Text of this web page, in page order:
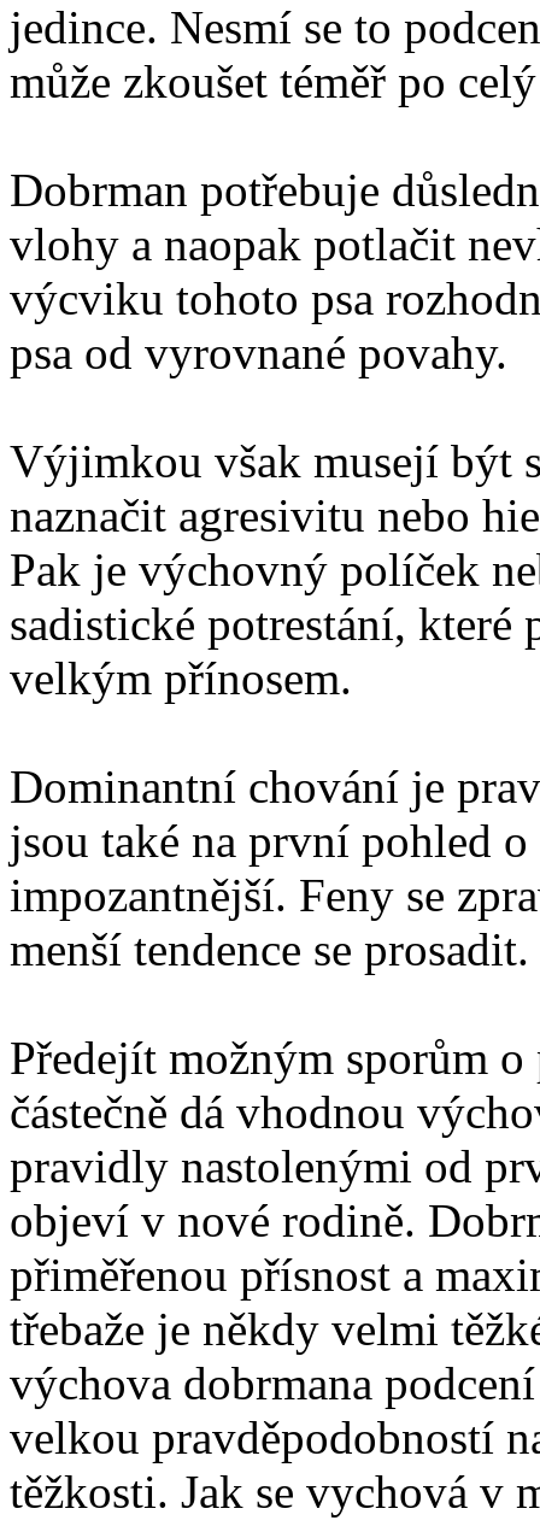
jedince. Nesmí se to
může zkoušet téměř po
Dobrman potřebuje
vlohy a naopak potlačit
výcviku tohoto psa
psa od vyrovnané povahy.
Výjimkou však musejí být
naznačit agresivitu nebo
Pak je výchovný políček
sadistické potrestání,
velkým přínosem.
Dominantní chování je
jsou také na první pohled
impozantnější. Feny se
menší tendence se prosadit.
Předejít možným sporům
částečně dá vhodnou
pravidly nastolenými od
objeví v nové rodině.
přiměřenou přísnost a
třebaže je někdy velmi
výchova dobrmana
velkou pravděpodobností
těžkosti. Jak se vychová v